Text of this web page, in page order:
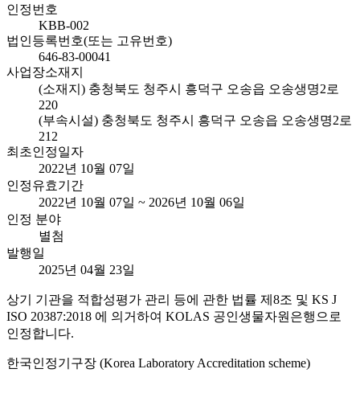
인정번호
KBB-002
법인등록번호(또는 고유번호)
646-83-00041
사업장소재지
(소재지) 충청북도 청주시 흥덕구 오송읍 오송생명2로
220
(부속시설) 충청북도 청주시 흥덕구 오송읍 오송생명2로
212
최초인정일자
2022년 10월 07일
인정유효기간
2022년 10월 07일 ~ 2026년 10월 06일
인정 분야
별첨
발행일
2025년 04월 23일
상기 기관을 적합성평가 관리 등에 관한 법률 제8조 및 KS J
ISO 20387:2018 에 의거하여 KOLAS 공인생물자원은행으로
인정합니다.
한국인정기구장 (Korea Laboratory Accreditation scheme)